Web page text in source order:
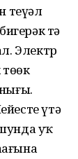
теүәл
тә
Электр
үтә
уҡ